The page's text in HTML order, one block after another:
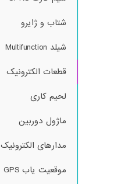
شتاب و ژایرو
شیلد Multifunction
قطعات الکترونیک
لحیم کاری
ماژول دوربین
مدارهای الکترونیک
موقعیت یاب GPS